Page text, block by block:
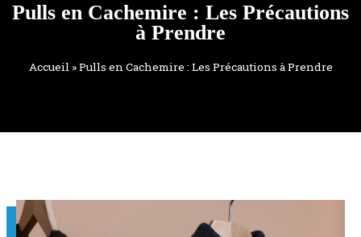
Pulls en Cachemire : Les Précautions
à Prendre
Accueil»Pulls en Cachemire : Les Précautions à Prendre